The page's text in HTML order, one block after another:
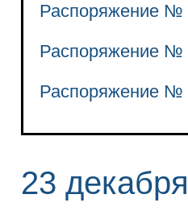
Распоряжение №
Распоряжение №
Распоряжение №
23